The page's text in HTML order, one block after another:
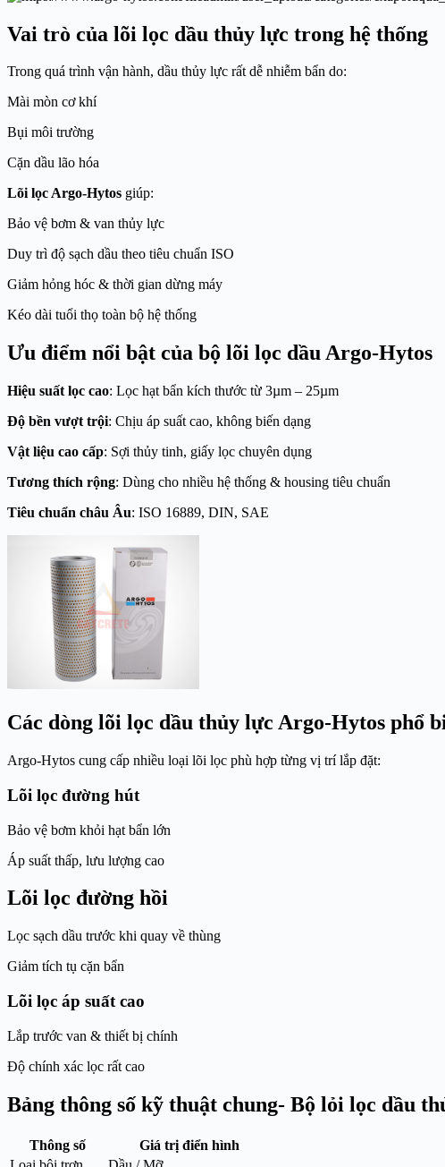
Vai trò của lõi lọc dầu thủy lực trong hệ thống
Trong quá trình vận hành, dầu thủy lực rất dễ nhiễm bẩn do:
Mài mòn cơ khí
Bụi môi trường
Cặn dầu lão hóa
Lõi lọc Argo-Hytos giúp:
Bảo vệ bơm & van thủy lực
Duy trì độ sạch dầu theo tiêu chuẩn ISO
Giảm hỏng hóc & thời gian dừng máy
Kéo dài tuổi thọ toàn bộ hệ thống
Ưu điểm nổi bật của bộ lõi lọc dầu Argo-Hytos
Hiệu suất lọc cao: Lọc hạt bẩn kích thước từ 3µm – 25µm
Độ bền vượt trội: Chịu áp suất cao, không biến dạng
Vật liệu cao cấp: Sợi thủy tinh, giấy lọc chuyên dụng
Tương thích rộng: Dùng cho nhiều hệ thống & housing tiêu chuẩn
Tiêu chuẩn châu Âu: ISO 16889, DIN, SAE
Các dòng lõi lọc dầu thủy lực Argo-Hytos phổ
Argo-Hytos cung cấp nhiều loại lõi lọc phù hợp từng vị trí lắp đặt:
Lõi lọc đường hút
Bảo vệ bơm khỏi hạt bẩn lớn
Áp suất thấp, lưu lượng cao
Lõi lọc đường hồi
Lọc sạch dầu trước khi quay về thùng
Giảm tích tụ cặn bẩn
Lõi lọc áp suất cao
Lắp trước van & thiết bị chính
Độ chính xác lọc rất cao
Bảng thông số kỹ thuật chung- Bộ lỏi lọc dầu
Thông số
Giá trị điển hình